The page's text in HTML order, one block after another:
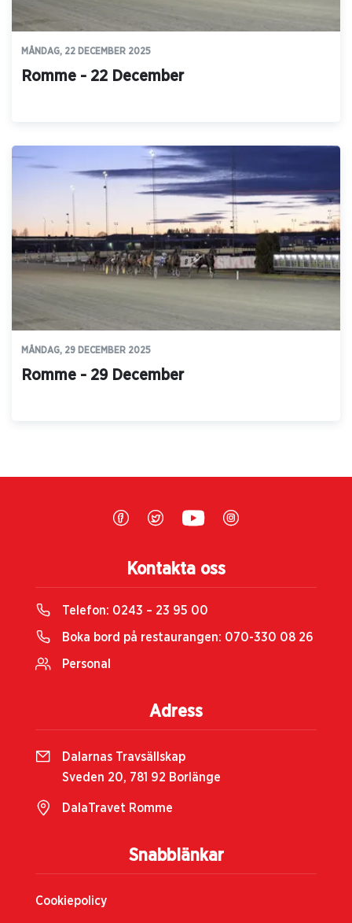
MÅNDAG, 22 DECEMBER 2025
Romme - 22 December
MÅNDAG, 29 DECEMBER 2025
Romme - 29 December
Snabblänkar
Cookiepolicy
Kontakta oss
Telefon: 0243 – 23 95 00
Boka bord på restaurangen: 070-330 08 26
Personal
Adress
Dalarnas Travsällskap
Sveden 20, 781 92 Borlänge
DalaTravet Romme